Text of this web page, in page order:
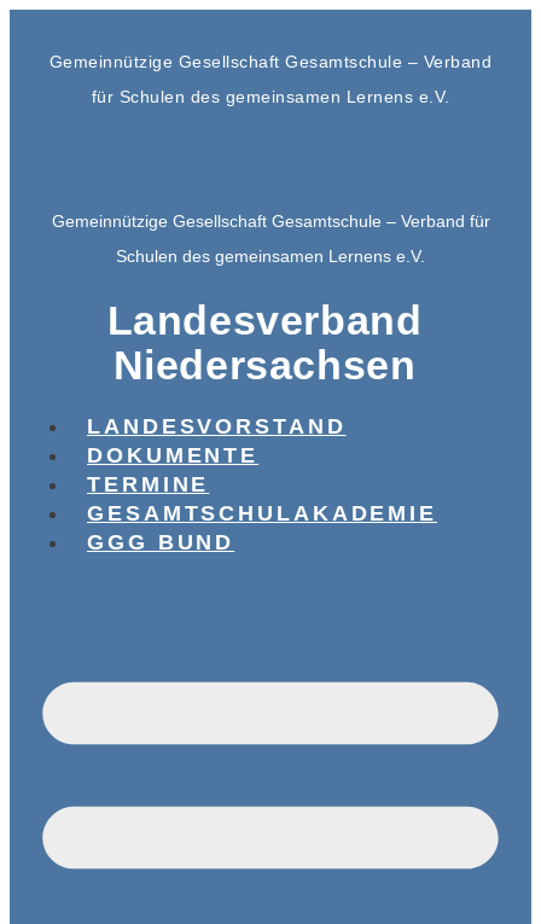
Gemeinnützige Gesellschaft Gesamtschule – Verband
für Schulen des gemeinsamen Lernens e.V.
Gemeinnützige Gesellschaft Gesamtschule – Verband für
Schulen des gemeinsamen Lernens e.V.
Landesverband
Niedersachsen
LANDESVORSTAND
DOKUMENTE
TERMINE
GESAMTSCHULAKADEMIE
GGG BUND